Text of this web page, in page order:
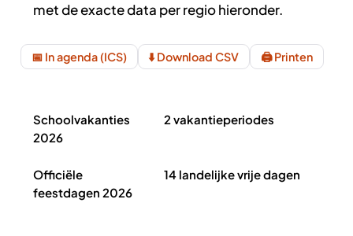
met de exacte data per regio hieronder.
📅 In agenda (ICS) ⬇️ Download CSV 🖨️ Printen
Schoolvakanties
2026
2 vakantieperiodes
Officiële
feestdagen 2026
14 landelijke vrije dagen